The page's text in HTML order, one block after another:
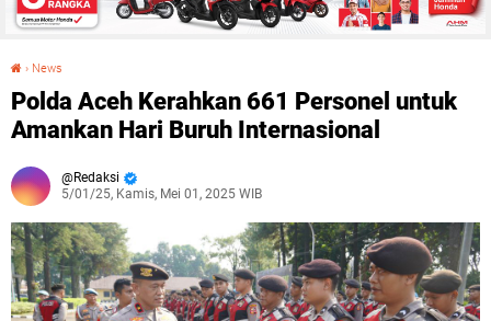
› News
Polda Aceh Kerahkan 661 Personel untuk
Amankan Hari Buruh Internasional
Redaksi
5/01/25, Kamis, Mei 01, 2025 WIB